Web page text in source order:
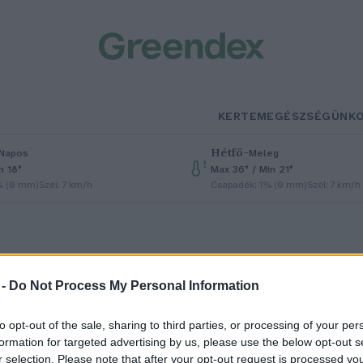
Do Not Process My Personal Information
opt-out of the sale, sharing to third parties, or processing of your
for targeted advertising by us, please use the below opt-out
selection. Please note that after your opt-out request is processed
KERTEMEGÉSZSÉGÜNK
Napos
18°
(0 mm)Szél: 7 km/h
Hétfő–Meleg
Max 36° / Min 21°
Csapadék: 1% (0 mm)Szél: 7 km/h
nyúlhúst fogyasztunk